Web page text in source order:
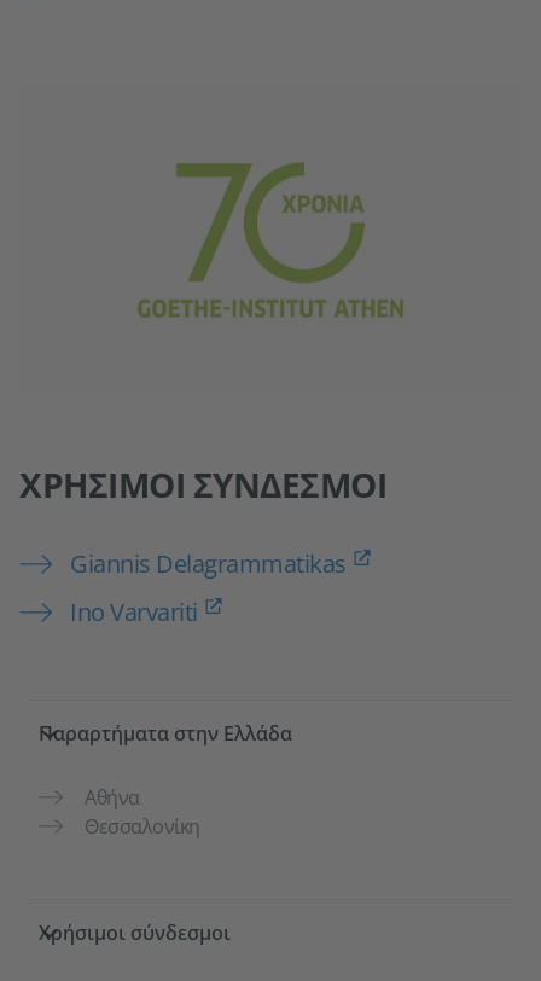
ΧΡΉΣΙΜΟΙ ΣΎΝΔΕΣΜΟΙ
Giannis Delagrammatikas
Ιno Varvariti
Service- und Informationsbereich
Παραρτήματα στην Ελλάδα
Αθήνα
Θεσσαλονίκη
Χρήσιμοι σύνδεσμοι